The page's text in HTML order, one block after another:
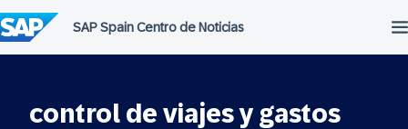
al
contenido
control de viajes y gastos